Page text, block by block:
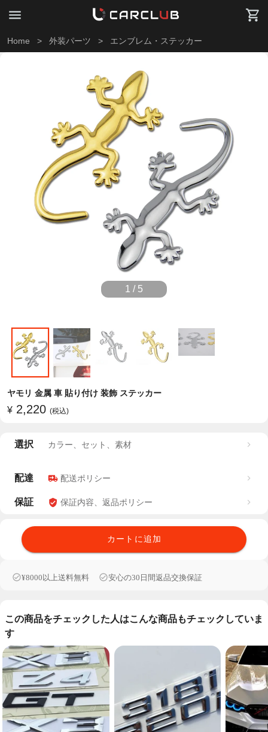
Home > 外装パーツ > エンブレム・ステッカー
1 / 5
ヤモリ 金属 車 貼り付け 装飾 ステッカー
¥ 2,220 (税込)
選択 カラー、セット、素材
配達 配送ポリシー
保証 保証内容、返品ポリシー
カートに追加
¥8000以上送料無料 安心の30日間返品交換保証
この商品をチェックした人はこんな商品もチェックしていま
す